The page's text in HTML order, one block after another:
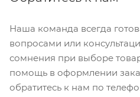
Наша команда всегда
вопросами или
сомнения при выборе
помощь в оформлении
обратитесь к нам по